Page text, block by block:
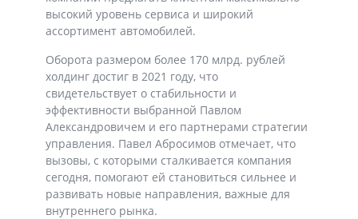
высокий уровень сервиса и широкий
ассортимент автомобилей.
Оборота размером более 170 млрд. рублей
холдинг достиг в 2021 году, что
свидетельствует о стабильности и
эффективности выбранной Павлом
Александровичем и его партнерами стратегии
управления. Павел Абросимов отмечает, что
вызовы, с которыми сталкивается компания
сегодня, помогают ей становиться сильнее и
развивать новые направления, важные для
внутреннего рынка.